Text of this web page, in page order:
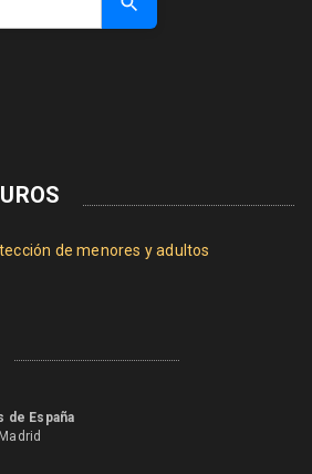
de menores y adultos
de España